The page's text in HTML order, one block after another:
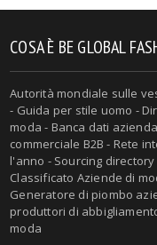
COSA È BE GLOBAL
Autorità mondiale sulle
- Guida per stile uomo -
moda - Banca dati
commerciale B2B - Rete
l'anno - Sourcing
Classificato Aziende di
Generatore di piombo
produttori di
moda